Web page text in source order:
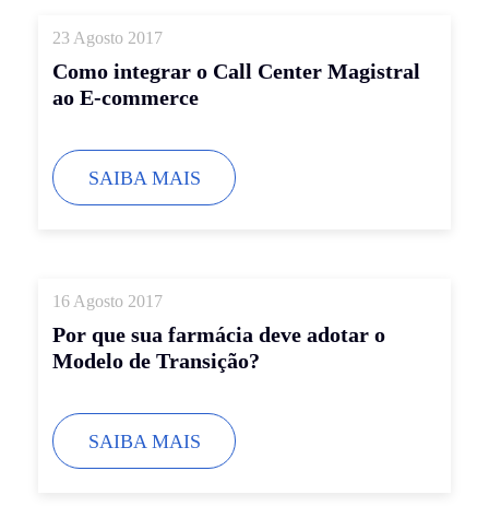
23 Agosto 2017
Como integrar o Call Center Magistral
ao E-commerce
SAIBA MAIS
16 Agosto 2017
Por que sua farmácia deve adotar o
Modelo de Transição?
SAIBA MAIS